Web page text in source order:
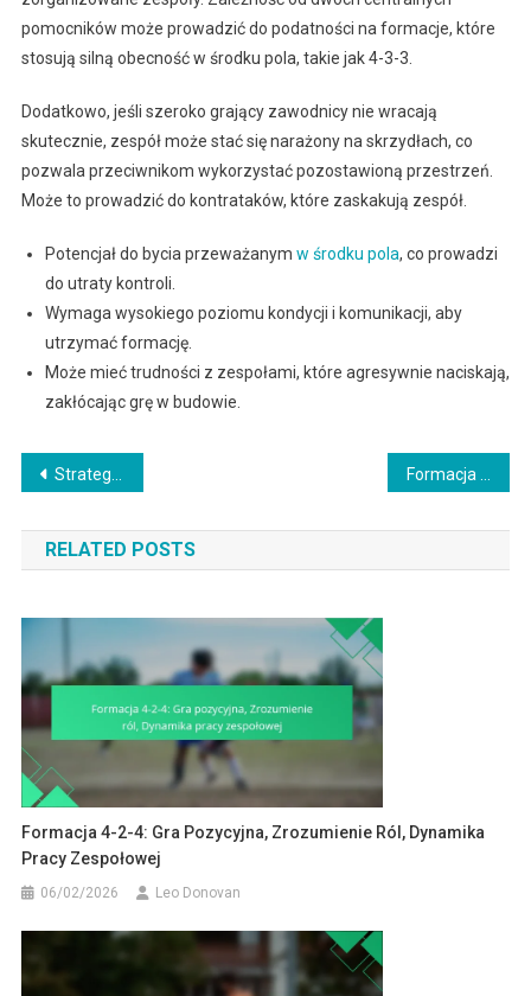
pomocników może prowadzić do podatności na formacje, które
stosują silną obecność w środku pola, takie jak 4-3-3.
Dodatkowo, jeśli szeroko grający zawodnicy nie wracają
skutecznie, zespół może stać się narażony na skrzydłach, co
pozwala przeciwnikom wykorzystać pozostawioną przestrzeń.
Może to prowadzić do kontrataków, które zaskakują zespół.
Potencjał do bycia przeważanym w środku pola, co prowadzi
do utraty kontroli.
Wymaga wysokiego poziomu kondycji i komunikacji, aby
utrzymać formację.
Może mieć trudności z zespołami, które agresywnie naciskają,
zakłócając grę w budowie.
Post
navigation
Strategie formacji 4-2-4: Oznaczanie stref, Obrona indywidualna, Strategie komunikacji Formacja 4-2-4: Funkcje obrońcy, Wsparcie szerokości, Przebiegające akcje
RELATED POSTS
Formacja 4-2-4: Gra Pozycyjna, Zrozumienie Ról, Dynamika
Pracy Zespołowej
06/02/2026 Leo Donovan